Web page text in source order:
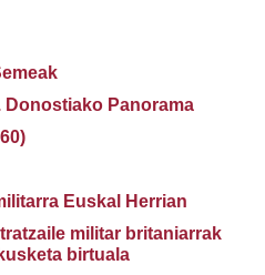
Donostiako Panorama
Euskal Herrian
militar britaniarrak
birtuala